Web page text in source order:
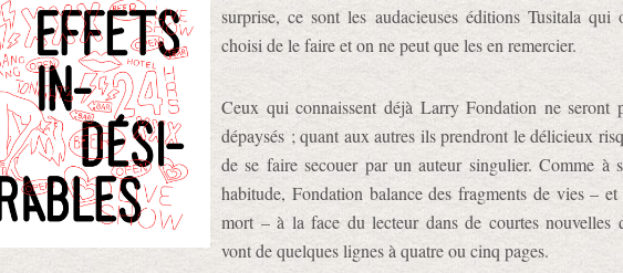
surprise, ce sont les audacieuses éditions Tusitala qui
choisi de le faire et on ne peut que les en remercier.
Ceux qui connaissent déjà Larry Fondation ne seront
dépaysés ; quant aux autres ils prendront le délicieux
de se faire secouer par un auteur singulier. Comme à
habitude, Fondation balance des fragments de vies – et
mort – à la face du lecteur dans de courtes nouvelles
vont de quelques lignes à quatre ou cinq pages.